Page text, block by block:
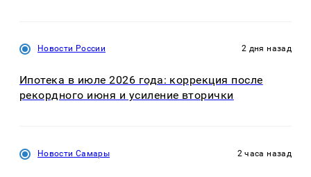
Новости России 2 дня назад
Ипотека в июле 2026 года: коррекция после
рекордного июня и усиление вторички
Новости Самары 2 часа назад